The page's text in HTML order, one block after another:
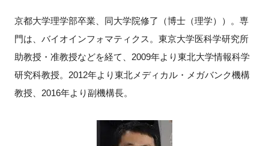
京都大学理学部卒業、同大学院修了（博士（理学））。専
門は、バイオインフォマティクス。東京大学医科学研究所
助教授・准教授などを経て、2009年より東北大学情報科学
研究科教授。2012年より東北メディカル・メガバンク機構
教授、2016年より副機構長。